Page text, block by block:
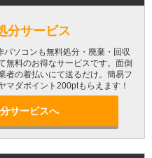
分サービス
ソコンも無料処分・廃棄・回収
無料のお得なサービスです。面倒
者の着払いにて送るだけ。簡易フ
マダポイント200ptもらえます！
サービスへ